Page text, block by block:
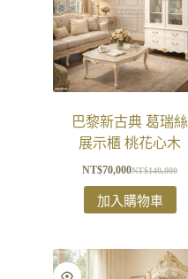
巴黎新古典 葛瑞絲
展示櫃 桃花心木
NT$140,000
NT$70,000
加入購物車